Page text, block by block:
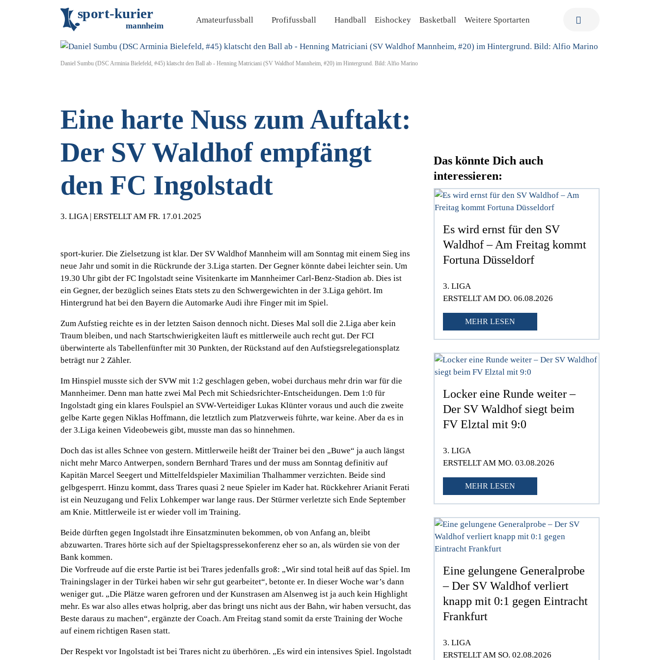
sport-kurier
mannheim
Amateurfussball Profifussball Handball Eishockey Basketball Weitere Sportarten
Daniel Sumbu (DSC Arminia Bielefeld, #45) klatscht den Ball ab - Henning Matriciani (SV Waldhof Mannheim, #20) im Hintergrund. Bild: Alfio Marino
Eine harte Nuss zum Auftakt:
Der SV Waldhof empfängt
den FC Ingolstadt
3. LIGA | ERSTELLT AM FR. 17.01.2025
sport-kurier. Die Zielsetzung ist klar. Der SV Waldhof Mannheim will am Sonntag mit einem Sieg ins
neue Jahr und somit in die Rückrunde der 3.Liga starten. Der Gegner könnte dabei leichter sein. Um
19.30 Uhr gibt der FC Ingolstadt seine Visitenkarte im Mannheimer Carl-Benz-Stadion ab. Dies ist
ein Gegner, der bezüglich seines Etats stets zu den Schwergewichten in der 3.Liga gehört. Im
Hintergrund hat bei den Bayern die Automarke Audi ihre Finger mit im Spiel.
Zum Aufstieg reichte es in der letzten Saison dennoch nicht. Dieses Mal soll die 2.Liga aber kein
Traum bleiben, und nach Startschwierigkeiten läuft es mittlerweile auch recht gut. Der FCI
überwinterte als Tabellenfünfter mit 30 Punkten, der Rückstand auf den Aufstiegsrelegationsplatz
beträgt nur 2 Zähler.
Im Hinspiel musste sich der SVW mit 1:2 geschlagen geben, wobei durchaus mehr drin war für die
Mannheimer. Denn man hatte zwei Mal Pech mit Schiedsrichter-Entscheidungen. Dem 1:0 für
Ingolstadt ging ein klares Foulspiel an SVW-Verteidiger Lukas Klünter voraus und auch die zweite
gelbe Karte gegen Niklas Hoffmann, die letztlich zum Platzverweis führte, war keine. Aber da es in
der 3.Liga keinen Videobeweis gibt, musste man das so hinnehmen.
Doch das ist alles Schnee von gestern. Mittlerweile heißt der Trainer bei den „Buwe“ ja auch längst
nicht mehr Marco Antwerpen, sondern Bernhard Trares und der muss am Sonntag definitiv auf
Kapitän Marcel Seegert und Mittelfeldspieler Maximilian Thalhammer verzichten. Beide sind
gelbgesperrt. Hinzu kommt, dass Trares quasi 2 neue Spieler im Kader hat. Rückkehrer Arianit Ferati
ist ein Neuzugang und Felix Lohkemper war lange raus. Der Stürmer verletzte sich Ende September
am Knie. Mittlerweile ist er wieder voll im Training.
Beide dürften gegen Ingolstadt ihre Einsatzminuten bekommen, ob von Anfang an, bleibt
abzuwarten. Trares hörte sich auf der Spieltagspressekonferenz eher so an, als würden sie von der
Bank kommen.
Die Vorfreude auf die erste Partie ist bei Trares jedenfalls groß: „Wir sind total heiß auf das Spiel. Im
Trainingslager in der Türkei haben wir sehr gut gearbeitet“,betonte er. In dieser Woche war’s dann
weniger gut. „Die Plätze waren gefroren und der Kunstrasen am Alsenweg ist ja auch kein Highlight
mehr. Es war also alles etwas holprig, aber das bringt uns nicht aus der Bahn, wir haben versucht, das
Beste daraus zu machen“,ergänzte der Coach. Am Freitag stand somit da erste Training der Woche
auf einem richtigen Rasen statt.
Der Respekt vor Ingolstadt ist bei Trares nicht zu überhören. „Es wird ein intensives Spiel. Ingolstadt
Das könnte Dich auch
interessieren:
Es wird ernst für den SV
Waldhof – Am Freitag kommt
Fortuna Düsseldorf
3. LIGA
ERSTELLT AM DO. 06.08.2026
MEHR LESEN
Locker eine Runde weiter –
Der SV Waldhof siegt beim
FV Elztal mit 9:0
3. LIGA
ERSTELLT AM MO. 03.08.2026
MEHR LESEN
Eine gelungene Generalprobe
– Der SV Waldhof verliert
knapp mit 0:1 gegen Eintracht
Frankfurt
3. LIGA
ERSTELLT AM SO. 02.08.2026